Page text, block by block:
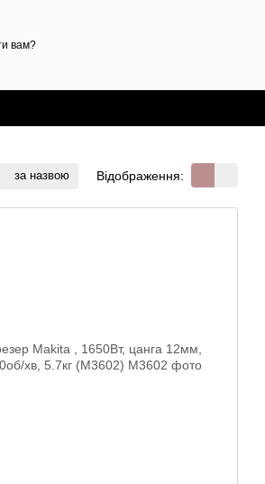
вам?
за назвою Відображення: